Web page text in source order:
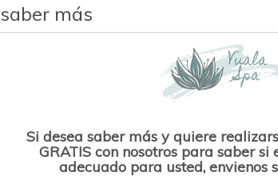
más
Si desea saber más y quiere
GRATIS con nosotros para saber
adecuado para usted, envienos